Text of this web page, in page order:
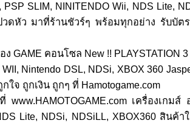
PSP SLIM, NINITENDO Wii, NDS Lite,
ดหัว มาที่ร้านชัวร์ๆ พร้อมทุกอย่าง รับบัต
GAME คอนโซล New !! PLAYSTATION 3
WII, Nintendo DSL, NDSi, XBOX 360
ใจ ถูกเงิน ถูกๆ ที่ Hamotogame.com
www.HAMOTOGAME.com เครื่องเกม
Lite, NDSi, NDSiLL, XBOX360 สินค้